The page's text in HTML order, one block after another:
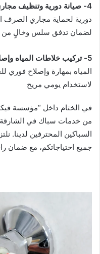
4- صيانة دورية وتنظيف
دورية لحماية مجاري الصرف
لضمان تدفق سلس وخالٍ من
5- تركيب خلاطات المياه
المياه بمهارة وإصلاح فوري
لاستخدام يومي مريح
في الختام داخل “مؤسسة
من خدمات سباك في الشارقة،
السباكين المحترفين لدينا.
جميع احتياجاتكم، مع ضمان